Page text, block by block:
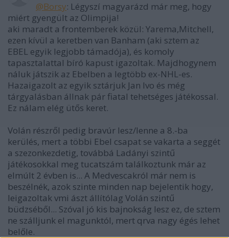
@Borsy: Légyszí magyarázd már meg, hogy
miért gyengült az Olimpija!
aki maradt a frontemberek közül: Yarema,Mitchell,
ezen kívül a keretben van Banham (aki sztem az
EBEL egyik legjobb támadója), és komoly
tapasztalattal bíró kapust igazoltak. Majdhogynem
náluk játszik az Ebelben a legtöbb ex-NHL-es.
Hazaigazolt az egyik sztárjuk Jan Ivo és még
tárgyalásban állnak pár fiatal tehetséges játékossal.
Ez nálam elég ütős keret.
Volán részről pedig bravúr lesz/lenne a 8.-ba
kerülés, mert a többi Ebel csapat se vakarta a seggét
a szezonkezdetig, továbbá Ladányi szintű
játékosokkal meg tucatszám találkoztunk már az
elmúlt 2 évben is... A Medvescakról már nem is
beszélnék, azok szinte minden nap bejelentik hogy,
leigazoltak vmi ászt állítólag Volán szintű
büdzséből... Szóval jó kis bajnokság lesz ez, de sztem
ne szálljunk el magunktól, mert qrva nagy égés lehet
belőle.